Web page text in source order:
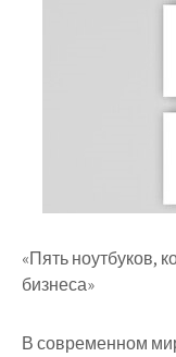
«Пять ноутбуков,
бизнеса»
В современном